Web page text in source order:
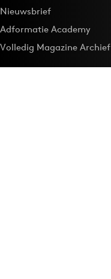
Nieuwsbrief
Adformatie Academy
Volledig Magazine Archief